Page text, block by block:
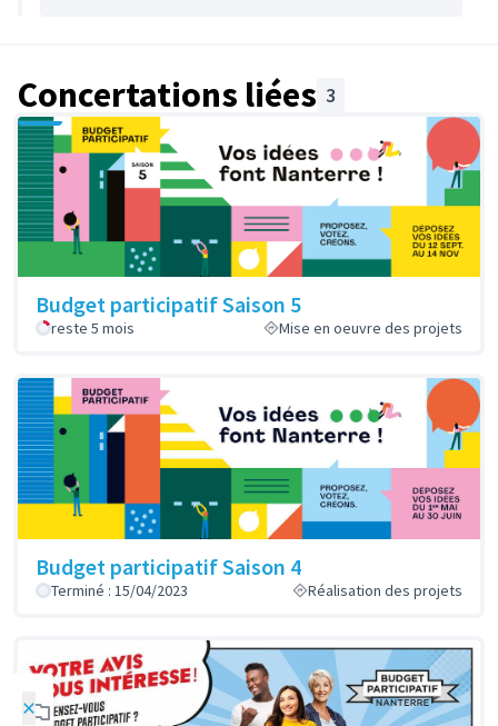
Concertations liées 3
Budget participatif Saison 5
reste 5 mois Mise en oeuvre des projets
Budget participatif Saison 4
Terminé : 15/04/2023 Réalisation des projets
×